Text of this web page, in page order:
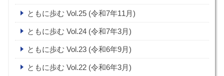
ともに歩む Vol.25 (令和7年11月)
ともに歩む Vol.24 (令和7年3月)
ともに歩む Vol.23 (令和6年9月)
ともに歩む Vol.22 (令和6年3月)